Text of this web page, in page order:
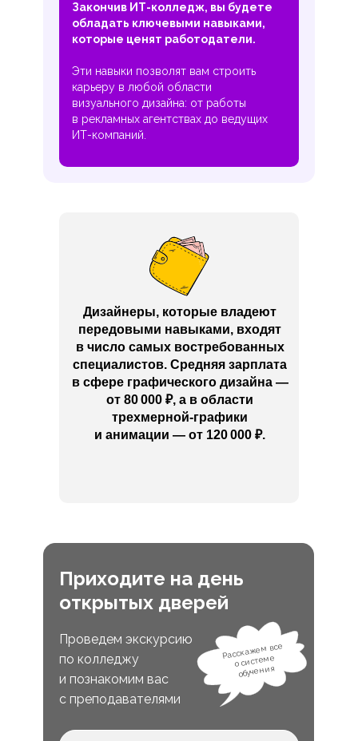
Закончив ИТ-колледж, вы будете
обладать ключевыми навыками,
которые ценят работодатели.
Эти навыки позволят вам строить
карьеру в любой области
визуального дизайна: от работы
в рекламных агентствах до ведущих
ИТ-компаний.
Дизайнеры, которые владеют
передовыми навыками, входят
в число самых востребованных
специалистов. Средняя зарплата
в сфере графического дизайна —
от 80 000 ₽, а в области
трехмерной-графики
и анимации — от 120 000 ₽.
Приходите на день
открытых дверей
Проведем экскурсию
по колледжу
и познакомим вас
с преподавателями
Расскажем все
о системе
обучения